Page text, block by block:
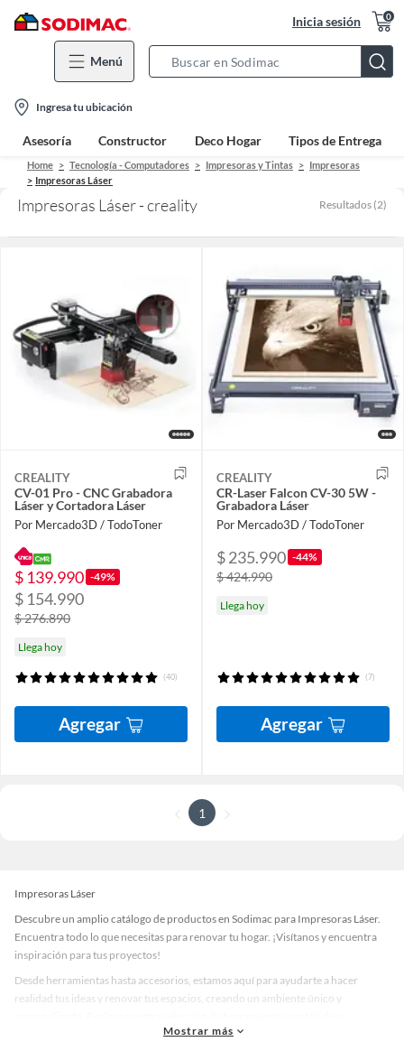
Inicia sesión 0
Menú
Bar
location-
icon
Ingresa tu ubicación
Asesoría Constructor Deco Hogar Tipos de Entrega
Home Tecnología - Computadores Impresoras y Tintas
Impresoras
Impresoras Láser
Impresoras Láser - creality Resultados (2)
CREALITY
CV-01 Pro - CNC Grabadora
Láser y Cortadora Láser
Por Mercado3D / TodoToner
$ 139.990 -49%
$ 154.990
$ 276.890
Llega hoy
(40)
Agregar
CREALITY
CR-Laser Falcon CV-30 5W -
Grabadora Láser
Por Mercado3D / TodoToner
$ 235.990 -44%
$ 424.990
Llega hoy
(7)
Agregar
1
Impresoras Láser
Descubre un amplio catálogo de productos en Sodimac para Impresoras Láser.
Encuentra todo lo que necesitas para renovar tu hogar. ¡Visítanos y encuentra
inspiración para tus proyectos!
Desde herramientas hasta accesorios, estamos aquí para ayudarte a hacer
realidad tus ideas y renovar tus espacios, creando un ambiente único y
accesorios de calidad que te ayudarán a crear un espacio más tú.
Mostrar más